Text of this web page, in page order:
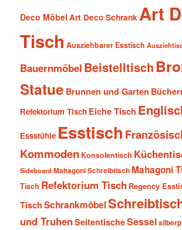
Deco Möbel Art Deco Schrank Art
Tisch Ausziehbarer Esstisch
Bauernmöbel Beistelltisch
Statue Brunnen und Garten
Refektorium Tisch Eiche Tisch
Essstühle Esstisch
Kommoden Konsolentisch
SideboardMahagoni Schreibtisch Mahagoni
Tisch Refektorium Tisch Regency
Tisch Schrankmöbel
und TruhenSeitentischeSessel